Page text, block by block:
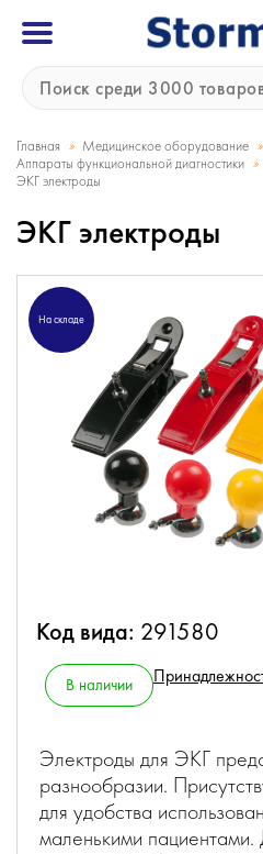
Главная » Медицинское оборудование »
Аппараты функциональной диагностики »
ЭКГ электроды
ЭКГ электроды
На складе
Код вида: 291580
В наличии
Электроды для ЭКГ
разнообразии.
для удобства
маленькими пациентами.